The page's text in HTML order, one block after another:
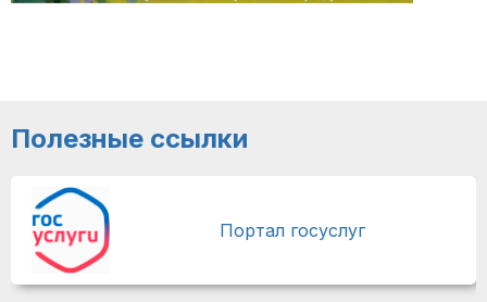
Полезные ссылки
Портал госуслуг